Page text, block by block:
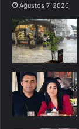
Ağustos 7, 2026